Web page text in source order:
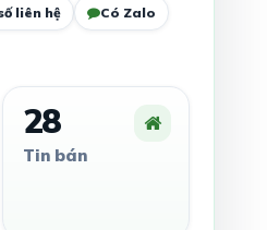
liên hệ Có Zalo
28
Tin bán